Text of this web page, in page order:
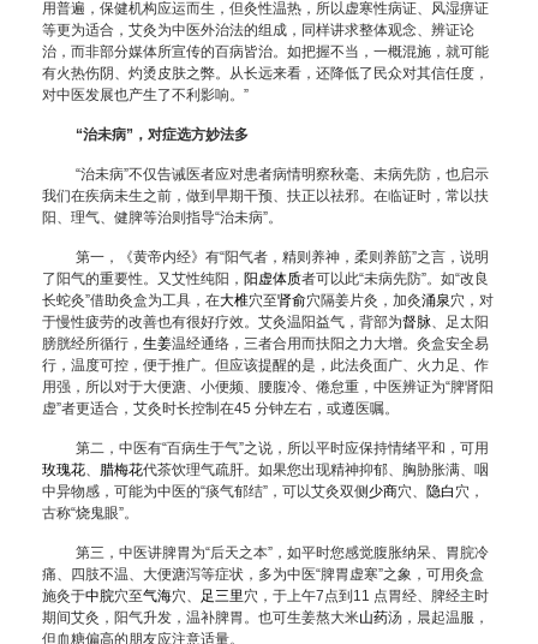
用普遍，保健机构应运而生，但灸性温热，所以虚寒性病证、风湿痹证
等更为适合，艾灸为中医外治法的组成，同样讲求整体观念、辨证论
治，而非部分媒体所宣传的百病皆治。如把握不当，一概混施，就可能
有火热伤阴、灼烫皮肤之弊。从长远来看，还降低了民众对其信任度，
对中医发展也产生了不利影响。”
“治未病”，对症选方妙法多
“治未病”不仅告诫医者应对患者病情明察秋毫、未病先防，也启示
我们在疾病未生之前，做到早期干预、扶正以祛邪。在临证时，常以扶
阳、理气、健脾等治则指导“治未病”。
第一，《黄帝内经》有“阳气者，精则养神，柔则养筋”之言，说明
了阳气的重要性。又艾性纯阳， 阳虚体质者可以此“未病先防”。如“改良
长蛇灸”借助灸盒为工具，在大椎穴至肾俞穴隔姜片灸，加灸涌泉穴，对
于慢性疲劳的改善也有很好疗效。艾灸温阳益气，背部为督脉、足太阳
膀胱经所循行， 生姜温经通络，三者合用而扶阳之力大增。灸盒安全易
行，温度可控，便于推广。但应该提醒的是，此法灸面广、火力足、作
用强，所以对于大便溏、小便频、腰腹冷、倦怠重，中医辨证为“脾肾阳
虚”者更适合，艾灸时长控制在45 分钟左右，或遵医嘱。
第二，中医有“百病生于气”之说，所以平时应保持情绪平和，可用
玫瑰花、 腊梅花代茶饮理气疏肝。如果您出现精神抑郁、胸胁胀满、咽
中异物感，可能为中医的“痰气郁结”，可以艾灸双侧 少商穴、 隐白 穴，
古称“烧鬼眼”。
第三，中医讲脾胃为“后天之本”，如平时您感觉腹胀纳呆、胃脘冷
痛、四肢不温、大便溏泻等症状，多为中医“脾胃虚寒”之象，可用灸盒
施灸于中脘穴至气海穴、 足三里穴，于上午7点到11 点胃经、脾经主时
期间艾灸，阳气升发，温补脾胃。也可生姜熬大米山药汤，晨起温服，
但血糖偏高的朋友应注意适量。